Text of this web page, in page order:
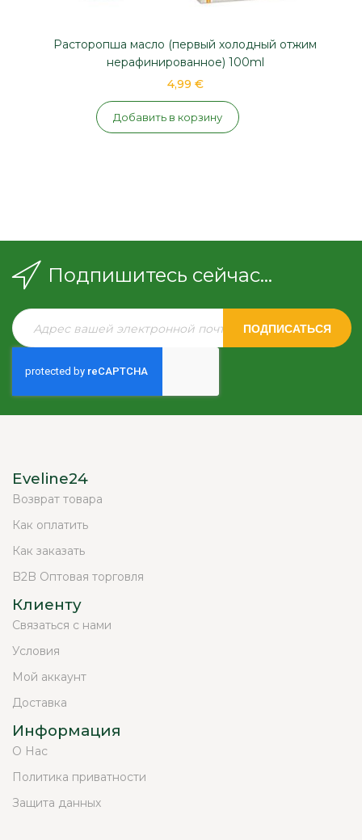
Расторопша масло (первый холодный отжим
нерафинированное) 100ml
4,99 €
Добавить в корзину
Подпишитесь сейчас...
ПОДПИСАТЬСЯ
Eveline24
Возврат товара
Как оплатить
Как заказать
B2B Оптовая торговля
Клиенту
Связаться с нами
Условия
Мой аккаунт
Доставка
Информация
О Нас
Политика приватности
Защита данных